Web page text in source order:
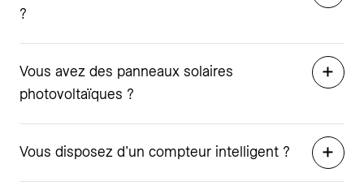
?
Vous avez des panneaux solaires
photovoltaïques ?
Vous disposez d’un compteur intelligent ?